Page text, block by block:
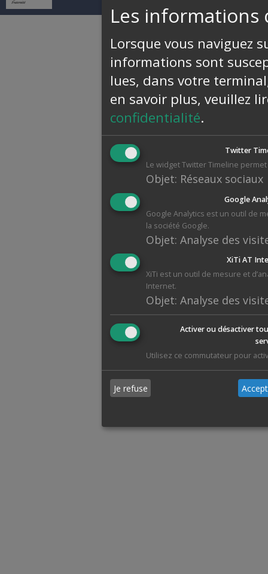
Les informations
Lorsque vous naviguez
informations sont
lues, dans votre
en savoir plus, veuillez
confidentialité.
Twitter
Le widget Twitter Timeline
Objet: Réseaux sociaux
Google
Google Analytics est un outil de
la société Google.
Objet: Analyse des
XiTi AT
XiTi est un outil de mesure et
Internet.
Objet: Analyse des
Activer ou désactiver
Utilisez ce commutateur pour
Je refuse